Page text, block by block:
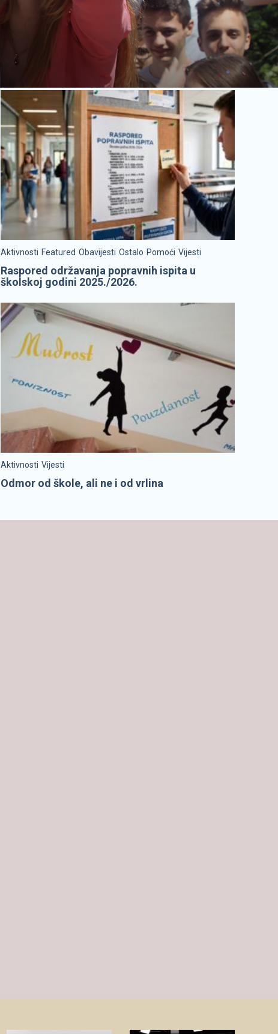
Aktivnosti Featured Obavijesti Ostalo Pomoći Vijesti
Raspored održavanja popravnih ispita u
školskoj godini 2025./2026.
Aktivnosti Vijesti
Odmor od škole, ali ne i od vrlina